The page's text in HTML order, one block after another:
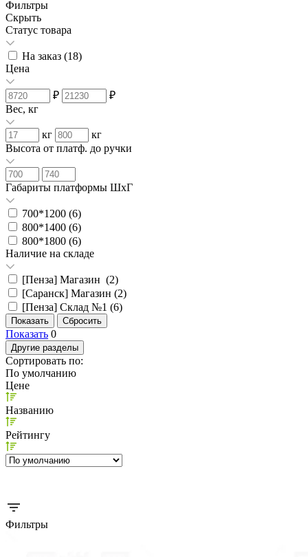
Фильтры
Скрыть
Статус товара
На заказ (18)
Цена
₽
₽
Вес, кг
кг
кг
Высота от платф. до ручки
Габариты платформы ШxГ
700*1200 (6)
800*1400 (6)
800*1800 (6)
Наличие на складе
[Пенза] Магазин (2)
[Саранск] Магазин (2)
[Пенза] Склад №1 (6)
Показать 0
Другие разделы
Сортировать по:
По умолчанию
Цене
Названию
Рейтингу
Фильтры